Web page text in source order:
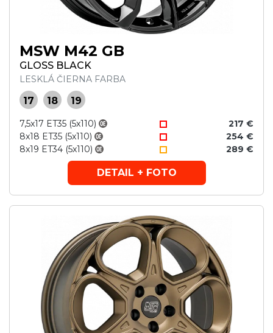
MSW M42 GB
GLOSS BLACK
LESKLÁ ČIERNA FARBA
17 18 19
7,5x17 ET35 (5x110)
217 €
8x18 ET35 (5x110)
254 €
8x19 ET34 (5x110)
289 €
DETAIL + FOTO